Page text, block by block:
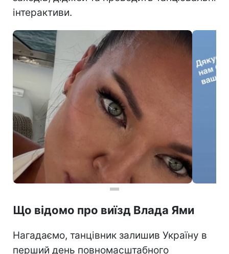
інтерактиви.
Що відомо про виїзд Влада Ями
Нагадаємо, танцівник залишив Україну в
перший день повномасштабного